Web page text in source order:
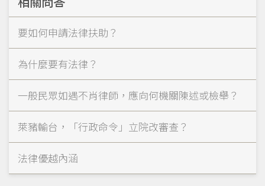
要如何申請法律扶助？
為什麼要有法律？
一般民眾如遇不肖律師，應向何機關陳述或檢舉？
萊豬輸台，「行政命令」立院改審查？
法律優越內涵